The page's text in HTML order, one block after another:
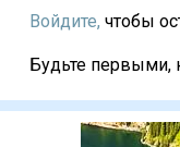
Войдите, чтобы
Будьте первыми,